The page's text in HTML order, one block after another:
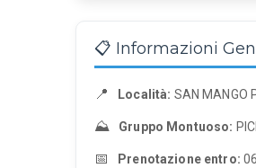
📋 Informazioni
📍 Località: SAN MANGO
⛰️ Gruppo Montuoso:
📅 Prenotazione entro: